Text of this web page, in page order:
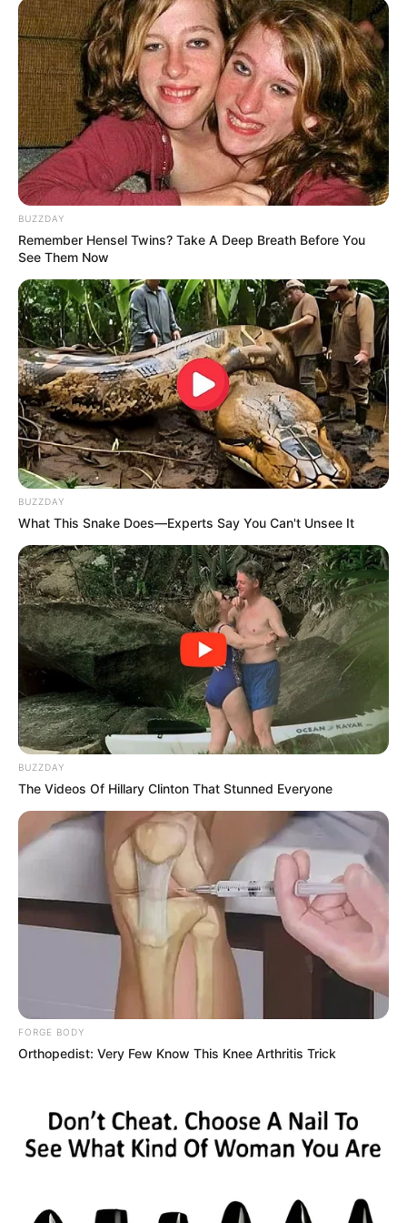
BUZZDAY
Remember Hensel Twins? Take A Deep Breath Before You
See Them Now
BUZZDAY
What This Snake Does—Experts Say You Can't Unsee It
BUZZDAY
The Videos Of Hillary Clinton That Stunned Everyone
FORGE BODY
Orthopedist: Very Few Know This Knee Arthritis Trick